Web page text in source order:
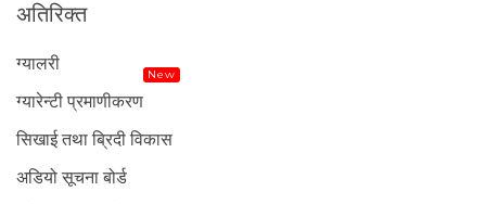
अतिरिक्त
ग्यालरी
ग्यारेन्टी प्रमाणीकरण
New
सिखाई तथा ब्रिदी विकास
अडियो सूचना बोर्ड